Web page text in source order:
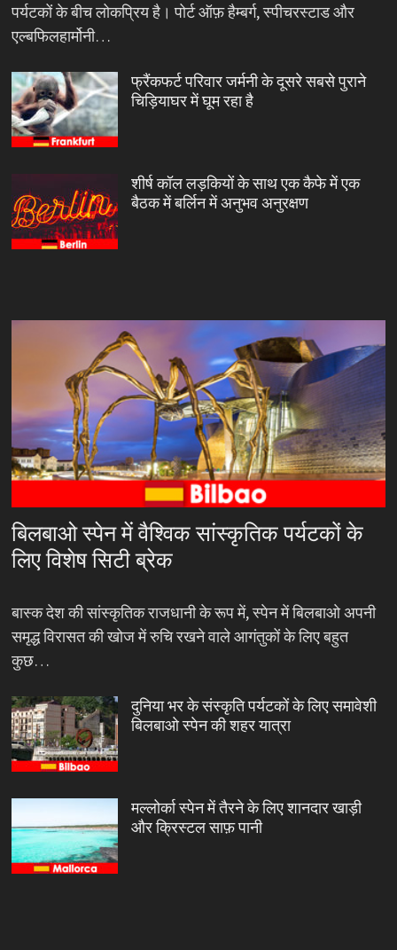
पर्यटकों के बीच लोकप्रिय है। पोर्ट ऑफ़ हैम्बर्ग, स्पीचरस्टाड और
एल्बफिलहार्मोनी…
फ्रैंकफर्ट परिवार जर्मनी के दूसरे सबसे पुराने
चिड़ियाघर में घूम रहा है
शीर्ष कॉल लड़कियों के साथ एक कैफे में एक
बैठक में बर्लिन में अनुभव अनुरक्षण
बिलबाओ स्पेन में वैश्विक सांस्कृतिक पर्यटकों के
लिए विशेष सिटी ब्रेक
बास्क देश की सांस्कृतिक राजधानी के रूप में, स्पेन में बिलबाओ अपनी
समृद्ध विरासत की खोज में रुचि रखने वाले आगंतुकों के लिए बहुत
कुछ…
दुनिया भर के संस्कृति पर्यटकों के लिए समावेशी
बिलबाओ स्पेन की शहर यात्रा
मल्लोर्का स्पेन में तैरने के लिए शानदार खाड़ी
और क्रिस्टल साफ़ पानी